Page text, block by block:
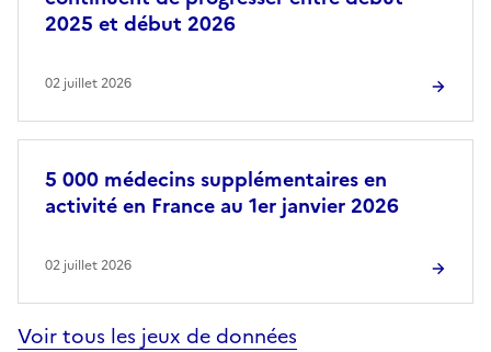
2025 et début 2026
02 juillet 2026
5 000 médecins supplémentaires en
activité en France au 1er janvier 2026
02 juillet 2026
Voir tous les jeux de données